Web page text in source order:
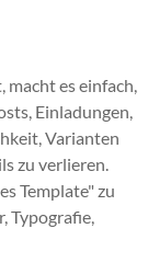
macht es einfach,
Einladungen,
Varianten
zu verlieren.
Template" zu
Typografie,